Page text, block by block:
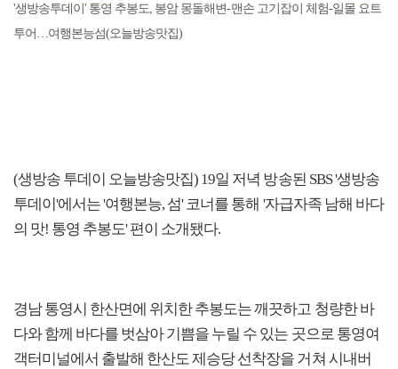
'생방송투데이' 통영 추봉도, 봉암 몽돌해변-맨손 고기잡이 체험-일몰 요트
투어…여행본능섬(오늘방송맛집)
(생방송 투데이 오늘방송맛집) 19일 저녁 방송된 SBS '생방송
투데이'에서는 '여행본능, 섬' 코너를 통해 '자급자족 남해 바다
의 맛! 통영 추봉도' 편이 소개됐다.
경남 통영시 한산면에 위치한 추봉도는 깨끗하고 청량한 바
다와 함께 바다를 벗삼아 기쁨을 누릴 수 있는 곳으로 통영여
객터미널에서 출발해 한산도 제승당 선착장을 거쳐 시내버